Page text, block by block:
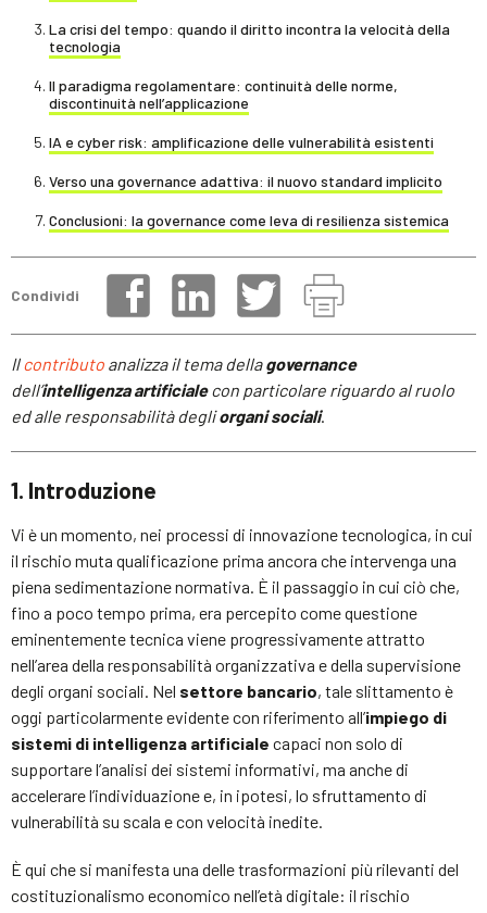
La crisi del tempo: quando il diritto incontra la velocità della
tecnologia
Il paradigma regolamentare: continuità delle norme,
discontinuità nell’applicazione
IA e cyber risk: amplificazione delle vulnerabilità esistenti
Verso una governance adattiva: il nuovo standard implicito
Conclusioni: la governance come leva di resilienza sistemica
Condividi
Ilcontributo analizza il tema dellagovernance
dell’intelligenza artificialecon particolare riguardo al ruolo
ed alle responsabilità degliorgani sociali.
1. Introduzione
Vi è un momento, nei processi di innovazione tecnologica, in cui
il rischio muta qualificazione prima ancora che intervenga una
piena sedimentazione normativa. È il passaggio in cui ciò che,
fino a poco tempo prima, era percepito come questione
eminentemente tecnica viene progressivamente attratto
nell’area della responsabilità organizzativa e della supervisione
degli organi sociali. Nel settore bancario, tale slittamento è
oggi particolarmente evidente con riferimento all’impiego di
sistemi di intelligenza artificiale capaci non solo di
supportare l’analisi dei sistemi informativi, ma anche di
accelerare l’individuazione e, in ipotesi, lo sfruttamento di
vulnerabilità su scala e con velocità inedite.
È qui che si manifesta una delle trasformazioni più rilevanti del
costituzionalismo economico nell’età digitale: il rischio